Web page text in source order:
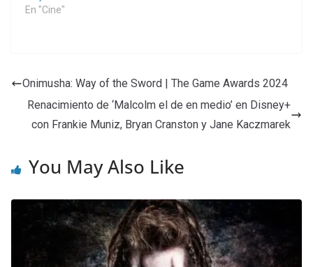
En "Cine"
Onimusha: Way of the Sword | The Game Awards 2024
Renacimiento de ‘Malcolm el de en medio’ en Disney+
con Frankie Muniz, Bryan Cranston y Jane Kaczmarek
You May Also Like